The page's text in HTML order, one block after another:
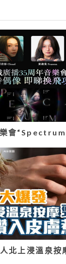
樂會
北上浸溫泉按